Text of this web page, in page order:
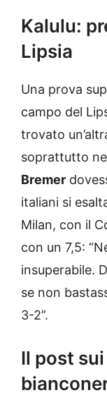
Kalulu:
Lipsia
Una prova
campo del
trovato
soprattutto
Bremer
italiani si
Milan, con il
con un 7,5:
insuperabile.
se non
3-2”.
Il post